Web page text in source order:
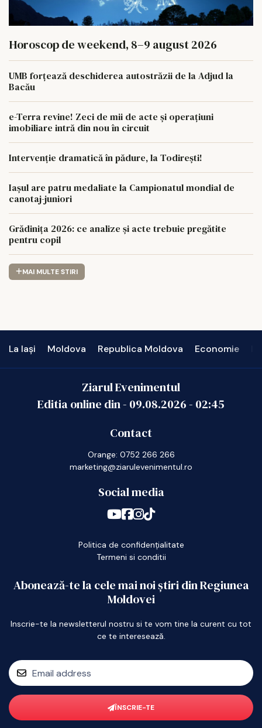
Horoscop de weekend, 8–9 august 2026
UMB forțează deschiderea autostrăzii de la Adjud la
Bacău
e-Terra revine! Zeci de mii de acte și operațiuni
imobiliare intră din nou în circuit
Intervenție dramatică în pădure, la Todirești!
Iaşul are patru medaliate la Campionatul mondial de
canotaj-juniori
Grădinița 2026: ce analize și acte trebuie pregătite
pentru copil
MAI MULTE STIRI
La Iași Moldova Republica Moldova Economie
Ziarul Evenimentul
Editia online din - 09.08.2026- 02:45
Contact
Orange: 0752 266 266
marketing@ziarulevenimentul.ro
Social media
Politica de confidențialitate
Termeni si conditii
Abonează-te la cele mai noi știri din Regiunea
Moldovei
Inscrie-te la newsletterul nostru si te vom tine la curent cu tot
ce te interesează.
ÎNSCRIE-TE